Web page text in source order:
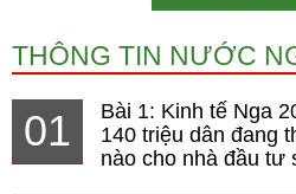
THÔNG TIN NƯỚC
01
Bài 1: Kinh tế Nga
140 triệu dân đang
nào cho nhà đầu tư